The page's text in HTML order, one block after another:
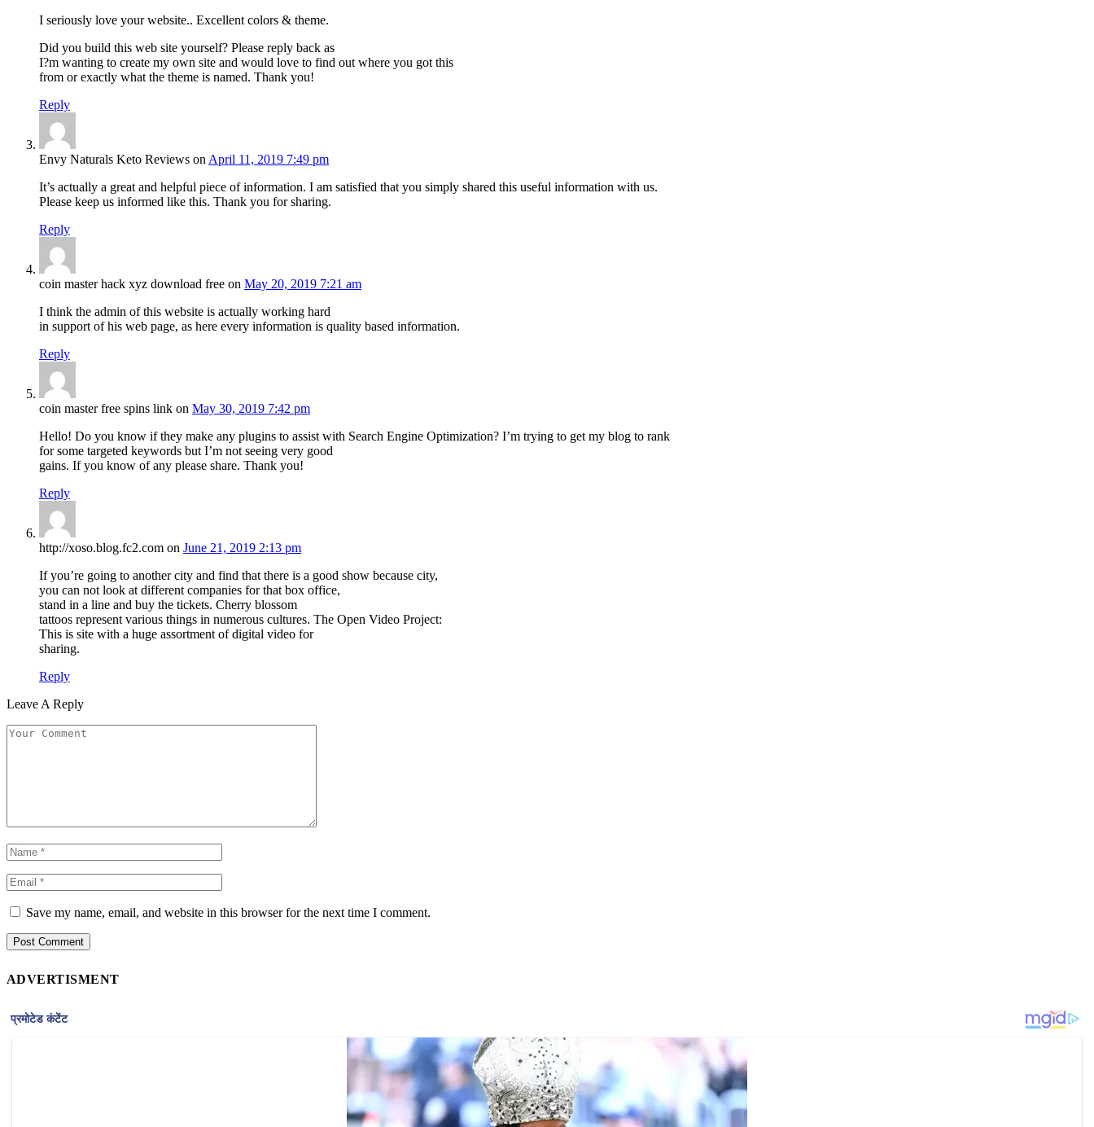
I seriously love your website.. Excellent colors & theme.
Did you build this web site yourself? Please reply back as
I?m wanting to create my own site and would love to find out where you got this
from or exactly what the theme is named. Thank you!
Reply
Envy Naturals Keto Reviews on April 11, 2019 7:49 pm
It’s actually a great and helpful piece of information. I am satisfied that you simply shared this useful information with us.
Please keep us informed like this. Thank you for sharing.
Reply
coin master hack xyz download free on May 20, 2019 7:21 am
I think the admin of this website is actually working hard
in support of his web page, as here every information is quality based information.
Reply
coin master free spins link on May 30, 2019 7:42 pm
Hello! Do you know if they make any plugins to assist with Search Engine Optimization? I’m trying to get my blog to rank
for some targeted keywords but I’m not seeing very good
gains. If you know of any please share. Thank you!
Reply
http://xoso.blog.fc2.com on June 21, 2019 2:13 pm
If you’re going to another city and find that there is a good show because city,
you can not look at different companies for that box office,
stand in a line and buy the tickets. Cherry blossom
tattoos represent various things in numerous cultures. The Open Video Project:
This is site with a huge assortment of digital video for
sharing.
Reply
Leave A Reply
Save my name, email, and website in this browser for the next time I comment.
ADVERTISMENT